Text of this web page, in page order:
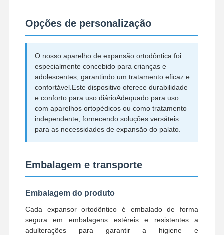
Opções de personalização
O nosso aparelho de expansão ortodôntica foi
especialmente concebido para crianças e
adolescentes, garantindo um tratamento eficaz e
confortável.Este dispositivo oferece durabilidade
e conforto para uso diárioAdequado para uso
com aparelhos ortopédicos ou como tratamento
independente, fornecendo soluções versáteis
para as necessidades de expansão do palato.
Embalagem e transporte
Embalagem do produto
Cada expansor ortodôntico é embalado de forma
segura em embalagens estéreis e resistentes a
adulterações para garantir a higiene e